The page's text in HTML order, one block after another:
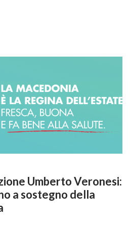
Umberto Veronesi:
a sostegno della